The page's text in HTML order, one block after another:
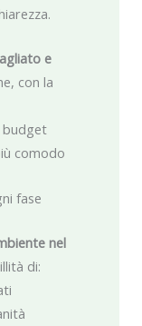
e
con la
budget
comodo
fase
nel
di: